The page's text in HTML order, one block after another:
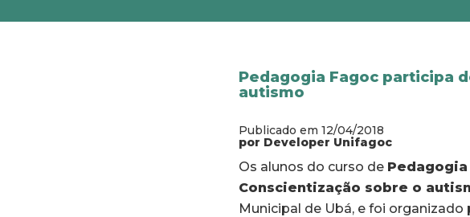
Pedagogia Fagoc participa
autismo
Publicado em 12/04/2018
por Developer Unifagoc
Os alunos do curso de
Conscientização sobre o
Municipal de Ubá, e foi